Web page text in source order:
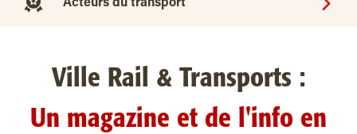
Acteurs du transport
Ville Rail & Transports :
Un magazine et de l'info en